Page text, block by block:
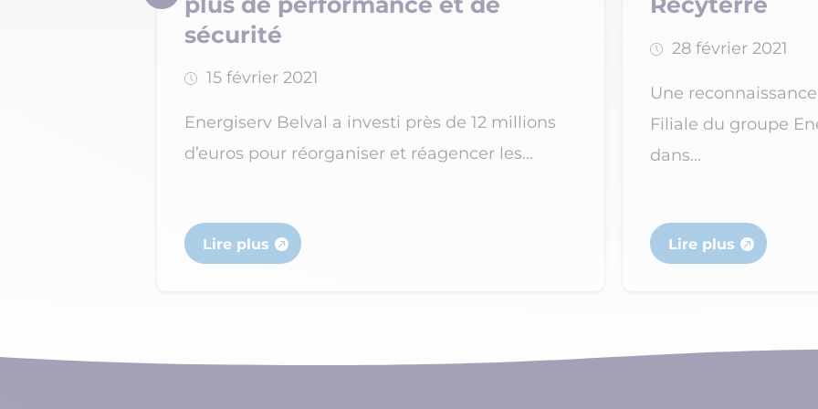
sécurité
15 février 2021
Energiserv Belval a investi près de 12 millions
d’euros pour réorganiser et réagencer les...
Lire plus
28 février 2021
Une
Filiale du groupe
dans...
Lire plus